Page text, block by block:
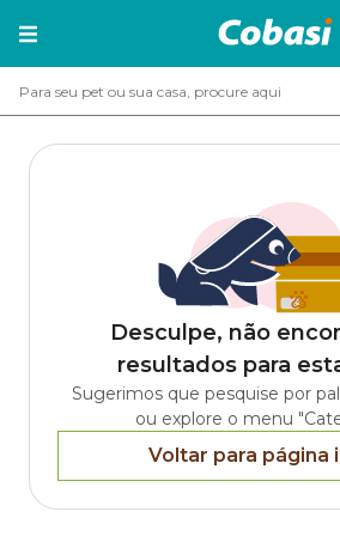
Desculpe, não
resultados para
Sugerimos que pesquise por
ou explore o menu
Voltar para página